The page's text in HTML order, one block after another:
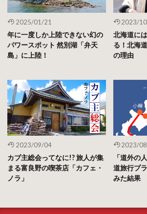
2025/01/21
年に一度しか上陸できない幻の
パワースポット 然別湖「弁天
島」に上陸！
2023/
北海道に
る！北海
の理由
2023/09/04
カブ主総会ってなに!? 旅人が集
まる富良野の喫茶店「カフェ・
ノラ」
2023/
「道外の
道旅行プ
みた結果